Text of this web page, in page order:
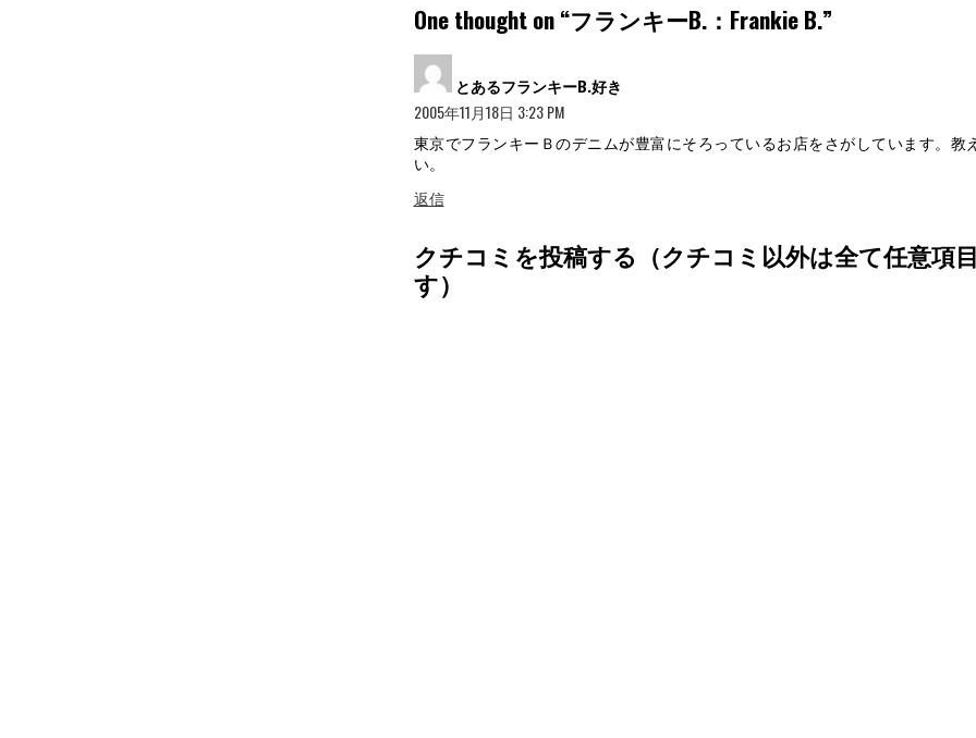
One thought on “フランキーB.：Frankie B.”
とあるフランキーB.好き
2005年11月18日 3:23 PM
東京でフランキーＢのデニムが豊富にそろっているお店をさがしています。教
い。
返信
クチコミを投稿する（クチコミ以外は全て任意項
す）